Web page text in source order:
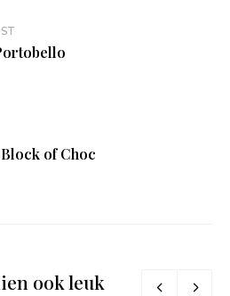
of Choc
ook leuk